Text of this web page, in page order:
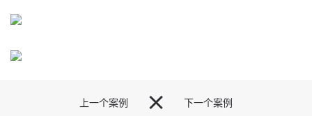
上一个案例 下一个案例
